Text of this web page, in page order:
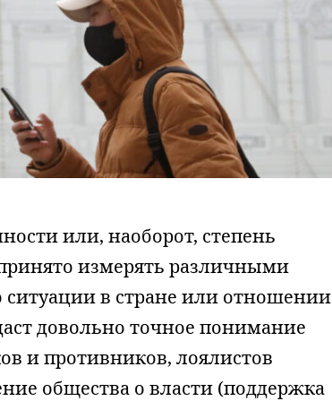
или, наоборот, степень
измерять различными
в стране или отношении
довольно точное понимание
и противников, лоялистов
общества о власти (поддержка